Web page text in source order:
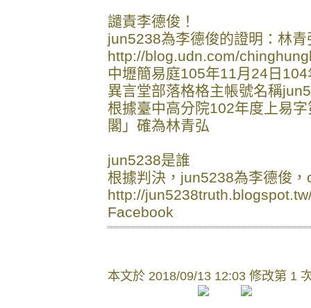
譴責李德俊！
jun5238為李德俊的證明：林
http://blog.udn.com/
中壢簡易庭105年11月24日
異言堂部落格格主帳號名稱
根據臺中高分院102年度上易
閣」確為林青弘
jun5238是誰
根據判決，jun5238為李德俊
http://
Facebook
本文於 2018/09/13 12:03 修改第 1